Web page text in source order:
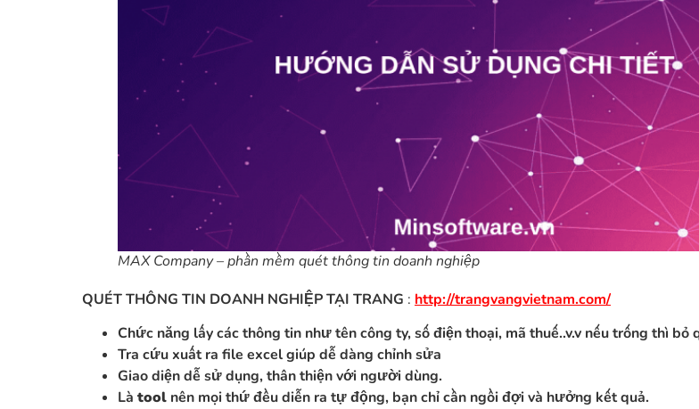
MAX Company – phần mềm quét thông tin doanh nghiệp
QUÉT THÔNG TIN DOANH NGHIỆP TẠI TRANG : http://trangvangvietnam.com/
Chức năng lấy các thông tin như tên công ty, số điện thoại, mã thuế..v.v nếu trống thì bỏ
Tra cứu xuất ra file excel giúp dễ dàng chỉnh sửa
Giao diện dễ sử dụng, thân thiện với người dùng.
Là tool nên mọi thứ đều diễn ra tự động, bạn chỉ cần ngồi đợi và hưởng kết quả.